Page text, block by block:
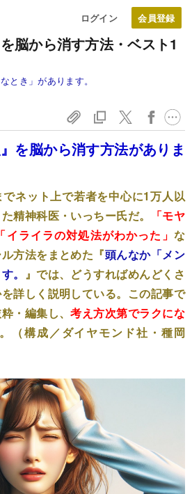
ログイン
脳から消す方法・ベスト1
とき」があります。
を脳から消す方法がありま
ネット上で若者を中心に1万人以
精神科医・いっちー氏だ。
「モヤ
ライラの対処法がわかった」 な
方法をまとめた『頭んなか「メン
。 』では、どうすればめんどくさ
詳しく説明している。この記事で
・編集し、考え方次第でラクにな
（構成／ダイヤモンド社・種岡